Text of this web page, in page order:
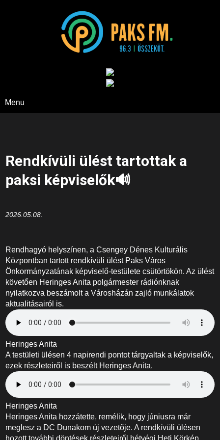
Menu
Rendkívüli ülést tartottak a
paksi képviselők🔊
2026.05.08.
Rendhagyó helyszínen, a Csengey Dénes Kulturális
Központban tartott rendkívüli ülést Paks Város
Önkormányzatának képviselő-testülete csütörtökön. Az ülést
követően Heringes Anita polgármester rádiónknak
nyilatkozva beszámolt a Városházán zajló munkálatok
aktualitásairól is.
Heringes Anita
A testületi ülésen 4 napirendi pontot tárgyaltak a képviselők,
ezek részleteiről is beszélt Heringes Anita.
Heringes Anita
Heringes Anita hozzátette, remélik, hogy júniusra már
meglesz a DC Dunakom új vezetője. A rendkívüli ülésen
hozott további döntések részleteiről hétvégi Heti Körkép